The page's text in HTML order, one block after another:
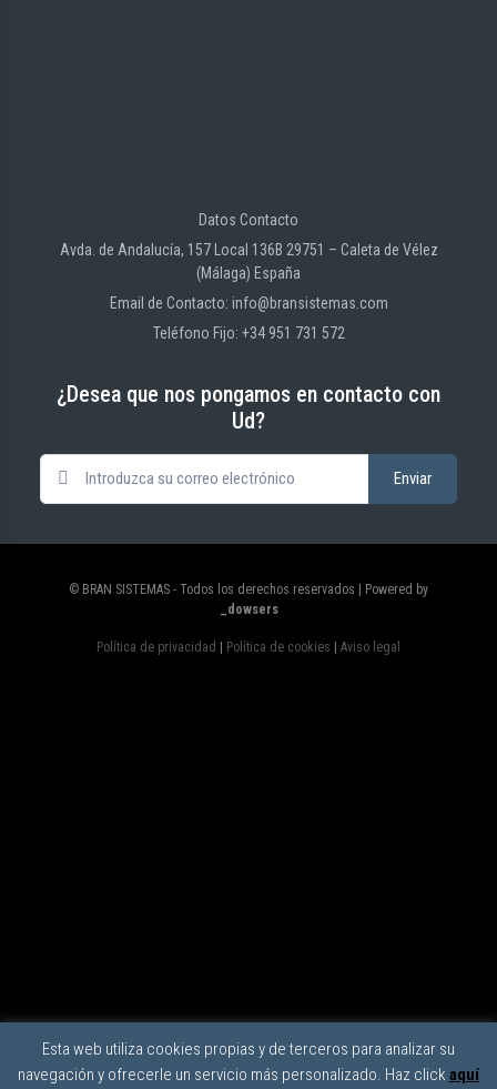
Datos Contacto
Avda. de Andalucía, 157 Local 136B 29751 – Caleta de Vélez
(Málaga) España
Email de Contacto: info@bransistemas.com
Teléfono Fijo: +34 951 731 572
¿Desea que nos pongamos en contacto con
Ud?
© BRAN SISTEMAS - Todos los derechos reservados | Powered by
_dowsers
Política de privacidad | Política de cookies | Aviso legal
Esta web utiliza cookies propias y de terceros para analizar su
navegación y ofrecerle un servicio más personalizado. Haz click aquí